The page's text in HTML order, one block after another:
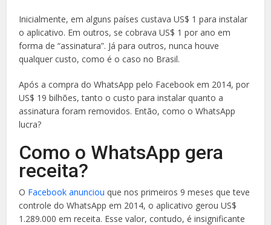
Inicialmente, em alguns países custava US$ 1 para instalar
o aplicativo. Em outros, se cobrava US$ 1 por ano em
forma de “assinatura”. Já para outros, nunca houve
qualquer custo, como é o caso no Brasil.
Após a compra do WhatsApp pelo Facebook em 2014, por
US$ 19 bilhões, tanto o custo para instalar quanto a
assinatura foram removidos. Então, como o WhatsApp
lucra?
Como o WhatsApp gera
receita?
O Facebook anunciou que nos primeiros 9 meses que teve
controle do WhatsApp em 2014, o aplicativo gerou US$
1.289.000 em receita. Esse valor, contudo, é insignificante